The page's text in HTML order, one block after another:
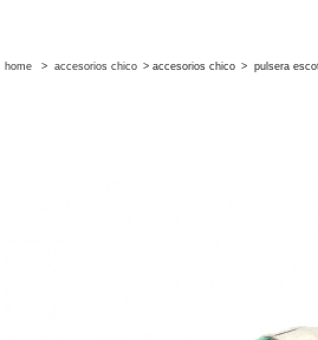
home > accesorios chico > accesorios chico > pulsera